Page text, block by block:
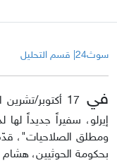
سوث24| قسم التحليل
في
إيرلو، سفيراً جديداً
ومطلق الصلاحيات"،
بحكومة الحوثيين،